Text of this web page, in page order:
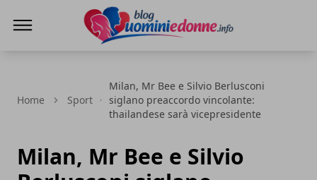
Home Sport
Milan, Mr Bee e Silvio Berlusconi
siglano preaccordo vincolante:
thailandese sarà vicepresidente
Milan, Mr Bee e Silvio